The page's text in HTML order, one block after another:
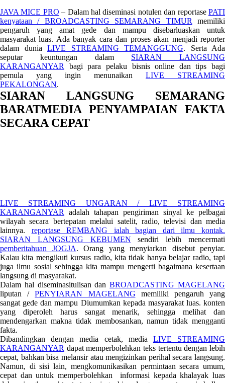
JAVA MICE PRO – Dalam hal diseminasi notulen dan reportasePATI
kenyataan / BROADCASTING SEMARANG TIMUR memiliki
pengaruh yang amat gede dan mampu disebarluaskan untuk
masyarakat luas. Ada banyak cara dan proses akan menjadi reporter
dalam dunia LIVE STREAMING TEMANGGUNG. Serta Ada
seputar keuntungan dalam SIARAN LANGSUNG
KARANGANYAR
bagi para pelaku bisnis online dan tips bagi
pemula yang ingin menunaikan LIVE STREAMING
PEKALONGAN.
SIARAN LANGSUNG SEMARANG
BARATMEDIA PENYAMPAIAN FAKTA
SECARA CEPAT
LIVE STREAMING UNGARAN / LIVE STREAMING
KARANGANYAR
adalah tahapan pengiriman sinyal ke pelbagai
wilayah secara bertepatan melalui satelit, radio, televisi dan media
lainnya. reportase REMBANG ialah bagian dari ilmu kontak.
SIARAN LANGSUNG KEBUMEN sendiri lebih mencermati
pemberitahuan JOGJA. Orang yang menyiarkan disebut penyiar.
Kalau kita mengikuti kursus radio, kita tidak hanya belajar radio, tapi
juga ilmu sosial sehingga kita mampu mengerti bagaimana kesertaan
langsung di masyarakat.
Dalam hal diseminasitulisan danBROADCASTING MAGELANG
liputan /PENYIARAN MAGELANG memiliki pengaruh yang
sangat gede dan mampu Diumumkan kepada masyarakat luas. konten
yang diperoleh harus sangat menarik, sehingga melihat dan
mendengarkan makna tidak membosankan, namun tidak mengganti
fakta.
Dibandingkan dengan media cetak, media LIVE STREAMING
KARANGANYAR dapat memperbolehkan teks tertentu dengan lebih
cepat, bahkan bisa melansir atau mengizinkan perihal secara langsung.
Namun, di sisi lain, mengkomunikasikan permintaan secara umum,
cepat dan untuk memperbolehkan informasi kepada khalayak luas